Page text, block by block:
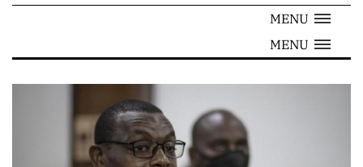
Franck
Mbewa
MENU
MENU